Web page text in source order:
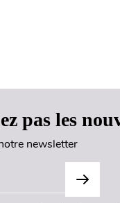
pas les
newsletter